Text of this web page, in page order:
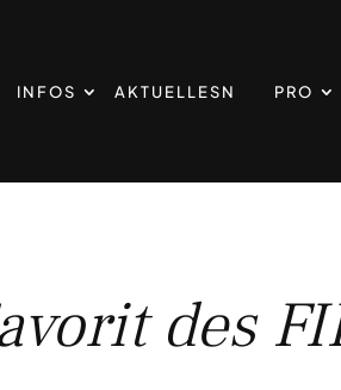
INFOS AKTUELLESN PRO
des